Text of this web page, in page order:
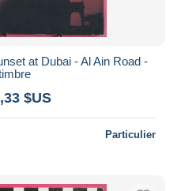
at Dubai - Al Ain Road -
$US
Particulier